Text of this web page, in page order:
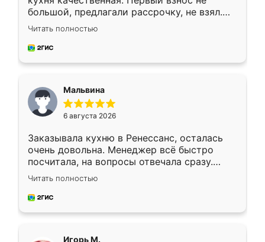
большой, предлагали рассрочку, не взял.
Ждал меньше месяца, сборщик с прямыми
руками. По цене вышло адекватно.
Рекомендую!
Читать полностью
Мальвина
6 августа 2026
Заказывала кухню в Ренессанс, осталась
очень довольна. Менеджер всё быстро
посчитала, на вопросы отвечала сразу.
Замерщик приехал в субботу, подошёл к
делу со всей ответственностью. Собрали
за день, ребята работали аккуратно, даже
Читать полностью
Игорь М.